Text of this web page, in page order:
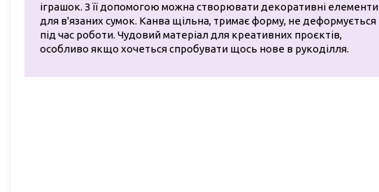
іграшок. З її допомогою можна створювати декоративні елементи
для в'язаних сумок. Канва щільна, тримає форму, не деформується
під час роботи. Чудовий матеріал для креативних проєктів,
особливо якщо хочеться спробувати щось нове в рукоділля.